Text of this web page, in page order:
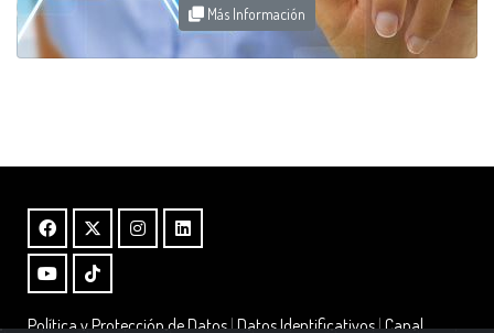
Más Información
Política y Protección de Datos|Datos Identificativos|Canal